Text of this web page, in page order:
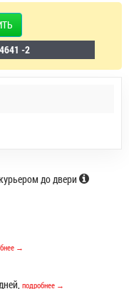
-2
до двери
→
подробнее →